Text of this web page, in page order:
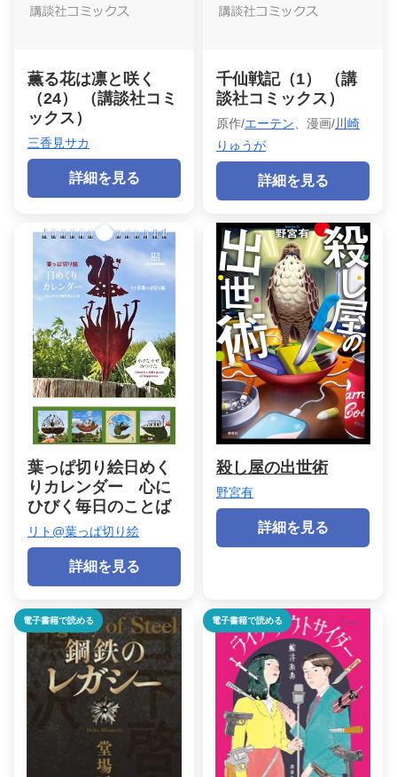
薫る花は凛と咲く
（24） （講談社コミ
ックス）
三香見サカ
詳細を見る
千仙戦記（1） （講
談社コミックス）
原作/エーテン 、漫画/川崎
りゅうが
詳細を見る
葉っぱ切り絵日めく
りカレンダー 心に
ひびく毎日のことば
リト@葉っぱ切り絵
詳細を見る
殺し屋の出世術
野宮有
詳細を見る
電子書籍で読める 電子書籍で読める